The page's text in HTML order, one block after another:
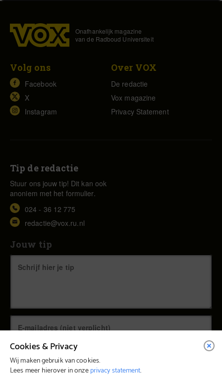
Onafhankelijk magazine
van de Radboud Universiteit
Volg ons
Facebook
X
Instagram
Over VOX
De redactie
Vox magazine
Privacy Statement
Tip de redactie
Stuur ons jouw tip! Dit kan ook
anoniem met het formulier.
024 - 36 12 775
redactie@vox.ru.nl
Jouw tip
Cookies & Privacy
Wij maken gebruik van cookies.
Lees meer hierover in onzeprivacy statement.